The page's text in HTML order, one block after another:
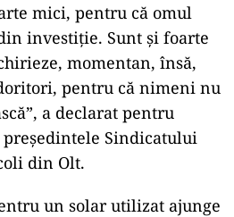
mici, pentru că omul
investiție. Sunt și foarte
momentan, însă,
pentru că nimeni nu
a declarat pentru
Sindicatului
din Olt.
un solar utilizat ajunge